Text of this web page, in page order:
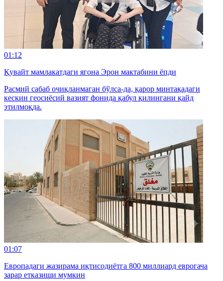
01:12
Қувайт мамлакатдаги ягона Эрон мактабини ёпди
Расмий сабаб очиқланмаган бўлса-да, қарор минтақадаги
кескин геосиёсий вазият фонида қабул қилингани қайд
этилмоқда.
01:07
Европадаги жазирама иқтисодиётга 800 миллиард еврогача
зарар етказиши мумкин